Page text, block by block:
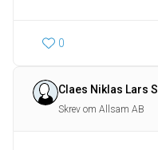
0
Claes Niklas Lars S
Skrev om Allsam AB